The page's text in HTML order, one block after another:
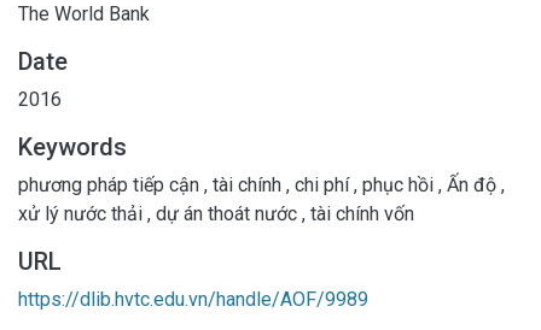
The World Bank
Date
2016
Keywords
phương pháp tiếp cận , tài chính , chi phí, phục hồi , Ấn độ ,
xử lý nước thải , dự án thoát nước , tài chính vốn
URL
https://dlib.hvtc.edu.vn/handle/AOF/9989